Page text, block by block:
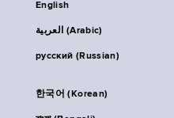
English
العربية (Arabic)
русский (Russian)
한국어 (Korean)